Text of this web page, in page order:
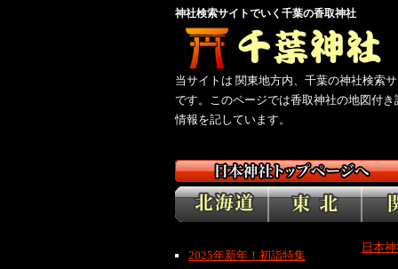
神社検索サイトでいく千葉の香取神社
当サイトは 関東地方内、千葉の神社検索
です。このページでは香取神社の地図付き
情報を記しています。
日本
2025年新年！初詣特集